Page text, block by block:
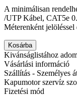
A minimálisan
/UTP Kábel, CAT5e
Méterenként jelöléssel
Kosárba
Kivánságlistához
Vásárlási információ
Szállítás - Személyes
Kapumotor szervíz
Fizetési mód